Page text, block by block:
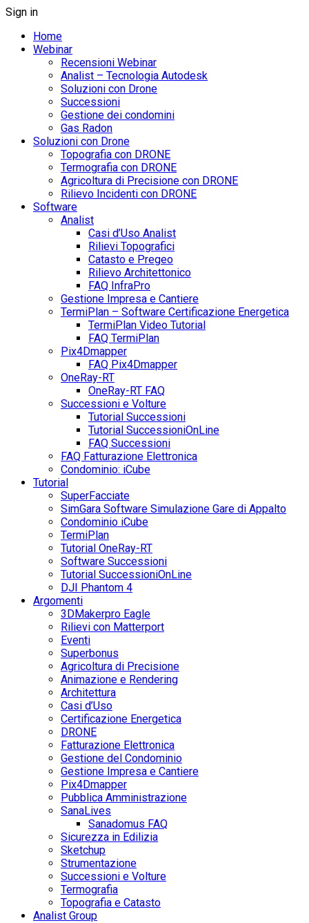
Sign in
Home
Webinar
Recensioni Webinar
Analist – Tecnologia Autodesk
Soluzioni con Drone
Successioni
Gestione dei condomini
Gas Radon
Soluzioni con Drone
Topografia con DRONE
Termografia con DRONE
Agricoltura di Precisione con DRONE
Rilievo Incidenti con DRONE
Software
Analist
Casi d’Uso Analist
Rilievi Topografici
Catasto e Pregeo
Rilievo Architettonico
FAQ InfraPro
Gestione Impresa e Cantiere
TermiPlan – Software Certificazione Energetica
TermiPlan Video Tutorial
FAQ TermiPlan
Pix4Dmapper
FAQ Pix4Dmapper
OneRay-RT
OneRay-RT FAQ
Successioni e Volture
Tutorial Successioni
Tutorial SuccessioniOnLine
FAQ Successioni
FAQ Fatturazione Elettronica
Condominio: iCube
Tutorial
SuperFacciate
SimGara Software Simulazione Gare di Appalto
Condominio iCube
TermiPlan
Tutorial OneRay-RT
Software Successioni
Tutorial SuccessioniOnLine
DJI Phantom 4
Argomenti
3DMakerpro Eagle
Rilievi con Matterport
Eventi
Superbonus
Agricoltura di Precisione
Animazione e Rendering
Architettura
Casi d’Uso
Certificazione Energetica
DRONE
Fatturazione Elettronica
Gestione del Condominio
Gestione Impresa e Cantiere
Pix4Dmapper
Pubblica Amministrazione
SanaLives
Sanadomus FAQ
Sicurezza in Edilizia
Sketchup
Strumentazione
Successioni e Volture
Termografia
Topografia e Catasto
Analist Group